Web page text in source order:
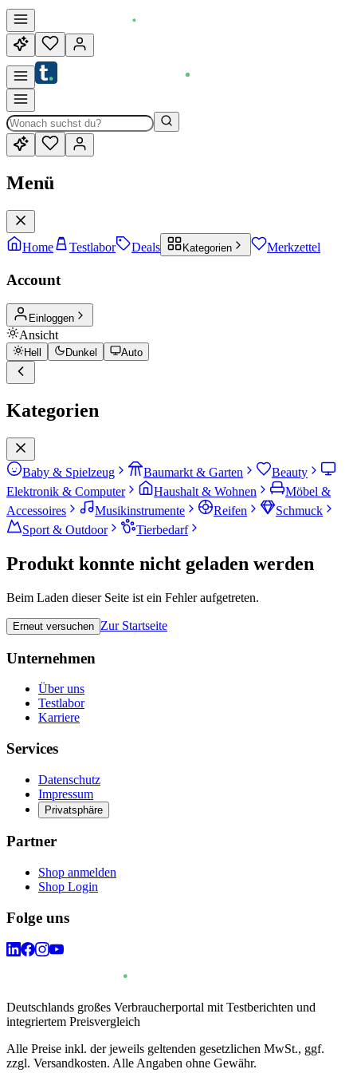
Menü
Home Testlabor Deals Kategorien Merkzettel
Account
Einloggen
Ansicht
Hell Dunkel Auto
Kategorien
Baby & Spielzeug Baumarkt & Garten
Beauty
Elektronik & Computer
Haushalt & Wohnen
Möbel &
Accessoires
Musikinstrumente Reifen
Schmuck
Sport & Outdoor
Tierbedarf
Produkt konnte nicht geladen werden
Beim Laden dieser Seite ist ein Fehler aufgetreten.
Erneut versuchen Zur Startseite
Unternehmen
Über uns
Testlabor
Karriere
Services
Datenschutz
Impressum
Privatsphäre
Partner
Shop anmelden
Shop Login
Folge uns
Deutschlands großes Verbraucherportal mit Testberichten und
integriertem Preisvergleich
Alle Preise inkl. der jeweils geltenden gesetzlichen MwSt., ggf.
zzgl. Versandkosten. Alle Angaben ohne Gewähr.